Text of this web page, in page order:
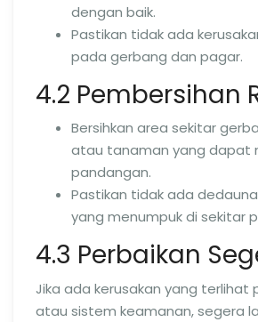
dengan baik.
Pastikan tidak ada
pada gerbang dan pagar.
4.2 Pembersihan
Bersihkan area sekitar
atau tanaman yang dapat
pandangan.
Pastikan tidak ada
yang menumpuk di sekitar
4.3 Perbaikan
Jika ada kerusakan yang terlihat
atau sistem keamanan, segera